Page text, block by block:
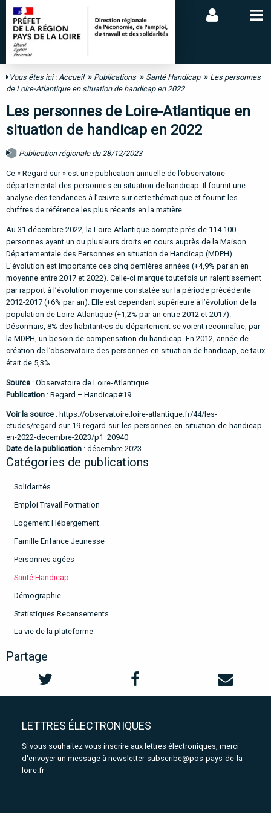
Vous êtes ici :Accueil Publications Santé Handicap
Les personnes
de Loire-Atlantique en situation de handicap en 2022
Les personnes de Loire-Atlantique en
situation de handicap en 2022
Publication régionale du 28/12/2023
Ce « Regard sur » est une publication annuelle de l’observatoire
départemental des personnes en situation de handicap. Il fournit une
analyse des tendances à l’œuvre sur cette thématique et fournit les
chiffres de référence les plus récents en la matière.
Au 31 décembre 2022, la Loire-Atlantique compte près de 114 100
personnes ayant un ou plusieurs droits en cours auprès de la Maison
Départementale des Personnes en situation de Handicap (MDPH).
L’évolution est importante ces cinq dernières années (+4,9% par an en
moyenne entre 2017 et 2022). Celle-ci marque toutefois un ralentissement
par rapport à l’évolution moyenne constatée sur la période précédente
2012-2017 (+6% par an). Elle est cependant supérieure à l’évolution de la
population de Loire-Atlantique (+1,2% par an entre 2012 et 2017).
Désormais, 8% des habitant·es du département se voient reconnaître, par
la MDPH, un besoin de compensation du handicap. En 2012, année de
création de l’observatoire des personnes en situation de handicap, ce taux
était de 5,3%.
Source : Observatoire de Loire-Atlantique
Publication : Regard – Handicap#19
Voir la source : https://observatoire.loire-atlantique.fr/44/les-
etudes/regard-sur-19-regard-sur-les-personnes-en-situation-de-handicap-
en-2022-decembre-2023/p1_20940
Date de la publication : décembre 2023
Catégories de publications
Solidarités
Emploi Travail Formation
Logement Hébergement
Famille Enfance Jeunesse
Personnes agées
Santé Handicap
Démographie
Statistiques Recensements
La vie de la plateforme
Partage
LETTRES ÉLECTRONIQUES
Si vous souhaitez vous inscrire aux lettres électroniques, merci
d'envoyer un message à newsletter-subscribe@pos-pays-de-la-
loire.fr